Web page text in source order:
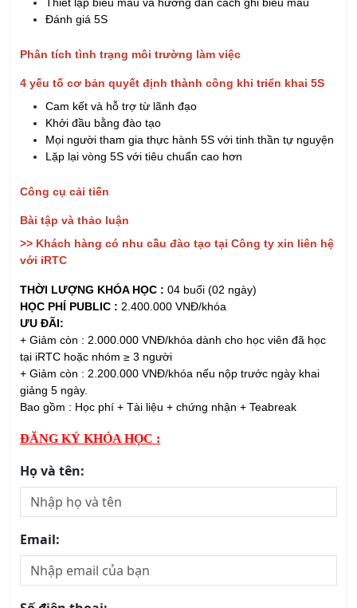
Phân tích tình trạng môi trường làm việc
Cam kết và hỗ trợ từ lãnh đạo
Khởi đầu bằng đào tạo
Mọi người tham gia thực hành 5S với tinh thần tự nguyện
Lặp lại vòng 5S với tiêu chuẩn cao hơn
Công cụ cải tiến
>> Khách hàng có nhu cầu đào tạo tại Công ty xin liên hệ
với iRTC
THỜI LƯỢNG KHÓA HỌC :04 buổi (02 ngày)
HỌC PHÍ PUBLIC :
+ Giảm còn : 2.000.000 VNĐ/khóa dành cho học viên đã học
tại iRTC hoặc nhóm ≥ 3 người
+ Giảm còn : 2.200.000 VNĐ/khóa nếu nộp trước ngày khai
giảng 5 ngày.
Bao gồm : Học phí + Tài liệu + chứng nhận + Teabreak
ĐĂNG KÝ KHÓA HỌC :
Email:
Số điện thoại: